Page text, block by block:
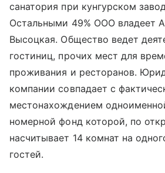
санатория при кунгурском
Остальными 49% ООО владеет
Высоцкая. Общество ведет
гостиниц, прочих мест для
проживания и ресторанов.
компании совпадает с
местонахождением
номерной фонд которой, по
насчитывает 14 комнат на
гостей.